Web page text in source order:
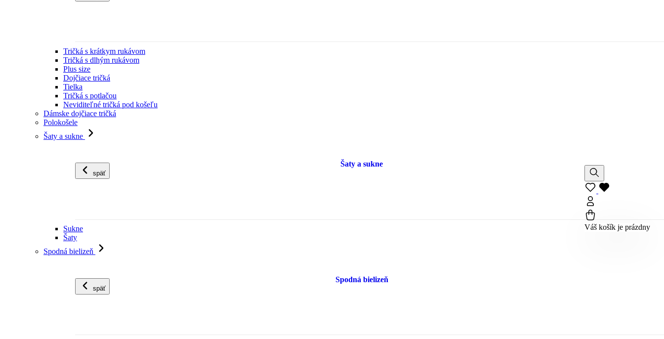
Tričká s krátkym rukávom
Tričká s dlhým rukávom
Plus size
Dojčiace tričká
Tielka
Tričká s potlačou
Neviditeľné tričká pod košeľu
Dámske dojčiace tričká
Polokošele
Šaty a sukne
späť
Šaty a sukne
Sukne
Šaty
Spodná bielizeň
späť
Spodná bielizeň
Váš košík je prázdny